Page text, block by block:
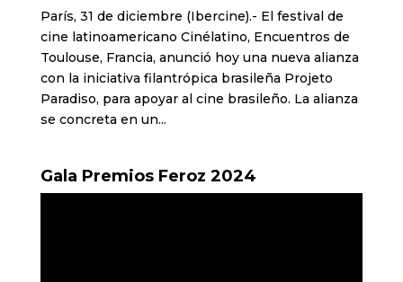
París, 31 de diciembre (Ibercine).- El festival de
cine latinoamericano Cinélatino, Encuentros de
Toulouse, Francia, anunció hoy una nueva alianza
con la iniciativa filantrópica brasileña Projeto
Paradiso, para apoyar al cine brasileño. La alianza
se concreta en un...
Gala Premios Feroz 2024